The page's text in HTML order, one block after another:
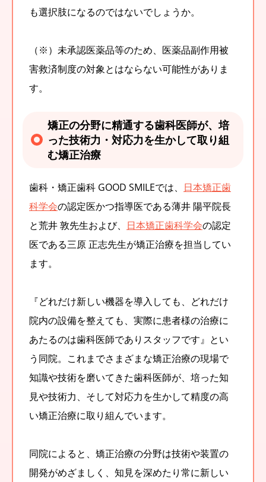
も選択肢になるのではないでしょうか。
（※）未承認医薬品等のため、医薬品副作用被
害救済制度の対象とはならない可能性がありま
す。
矯正の分野に精通する歯科医師が、培
った技術力・対応力を生かして取り組
む矯正治療
歯科・矯正歯科 GOOD SMILEでは、 日本矯正歯
科学会の認定医かつ指導医である薄井 陽平院長
と荒井 敦先生および、 日本矯正歯科学会の認定
医である三原 正志先生が矯正治療を担当してい
ます。
『どれだけ新しい機器を導入しても、どれだけ
院内の設備を整えても、実際に患者様の治療に
あたるのは歯科医師でありスタッフです』とい
う同院。これまでさまざまな矯正治療の現場で
知識や技術を磨いてきた歯科医師が、培った知
見や技術力、そして対応力を生かして精度の高
い矯正治療に取り組んでいます。
同院によると、矯正治療の分野は技術や装置の
開発がめざましく、知見を深めたり常に新しい